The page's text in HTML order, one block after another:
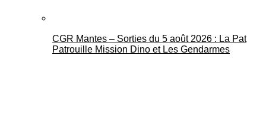
CGR Mantes – Sorties du 5 août 2026 : La Pat
Patrouille Mission Dino et Les Gendarmes